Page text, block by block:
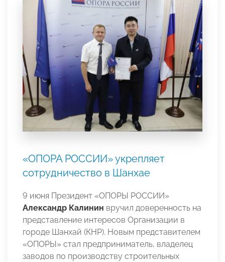
«ОПОРА РОССИИ» укрепляет
сотрудничество в Шанхае
9 июня Президент «ОПОРЫ РОССИИ»
Александр Калинин вручил доверенность на
представление интересов Организации в
городе Шанхай (КНР). Новым представителем
«ОПОРЫ» стал предприниматель, владелец
заводов по производству строительных